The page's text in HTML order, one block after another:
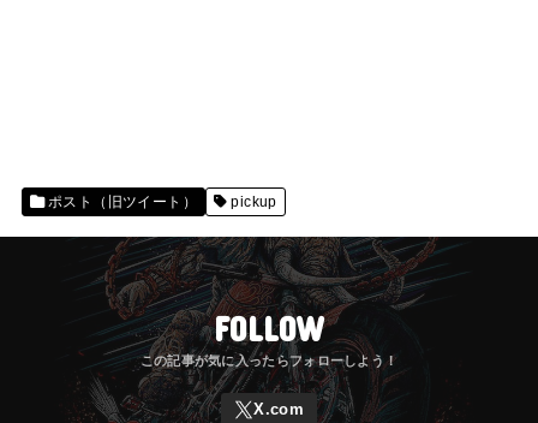
ポスト（旧ツイート） pickup
FOLLOW